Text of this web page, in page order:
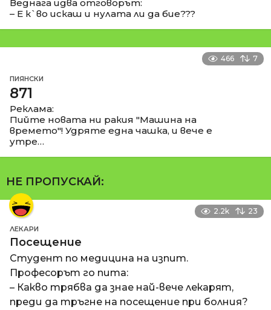
Веднага идва отговорът:
– Е к`во искаш и нулата ли да бие???
466 7
ПИЯНСКИ
871
Реклама:
Пийте новата ни ракия "Машина на
времето"! Удряте една чашка, и вече е
утре…
НЕ ПРОПУСКАЙ:
2.2k 23
ЛЕКАРИ
Посещение
Студент по медицина на изпит.
Професорът го пита:
– Какво трябва да знае най-вече лекарят,
преди да тръгне на посещение при болния?